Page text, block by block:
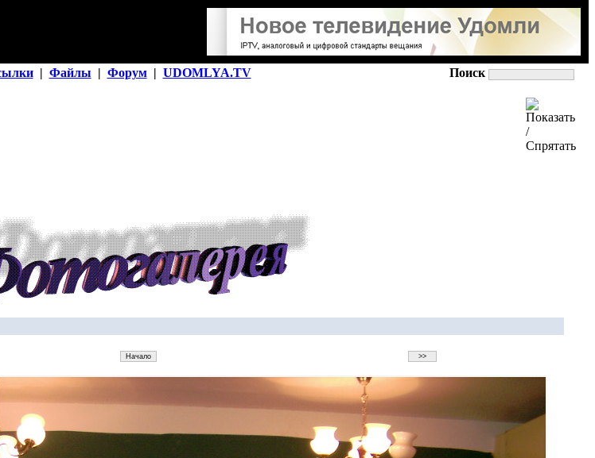
| Файлы | Форум | UDOMLYA.TV Поиск